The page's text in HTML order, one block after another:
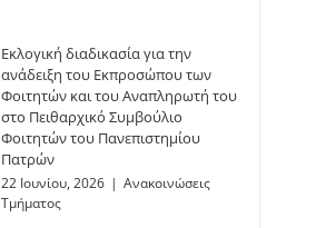
Εκλογική διαδικασία για την
ανάδειξη του Εκπροσώπου των
Φοιτητών και του Αναπληρωτή του
στο Πειθαρχικό Συμβούλιο
Φοιτητών του Πανεπιστημίου
Πατρών
22 Ιουνίου, 2026 | Ανακοινώσεις
Τμήματος